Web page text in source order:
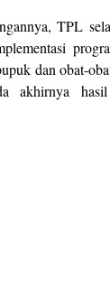
TPL
dan obat-
akhirnya